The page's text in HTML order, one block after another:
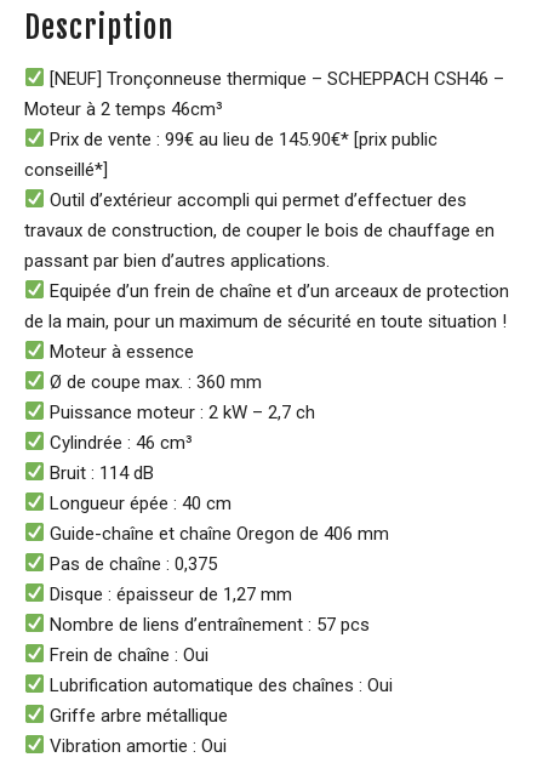
Description
[NEUF] Tronçonneuse thermique – SCHEPPACH CSH46 –
Moteur à 2 temps 46cm³
Prix de vente : 99€ au lieu de 145.90€* [prix public
conseillé*]
Outil d’extérieur accompli qui permet d’effectuer des
travaux de construction, de couper le bois de chauffage en
passant par bien d’autres applications.
Equipée d’un frein de chaîne et d’un arceaux de protection
de la main, pour un maximum de sécurité en toute situation !
Moteur à essence
Ø de coupe max. : 360 mm
Puissance moteur : 2 kW – 2,7 ch
Cylindrée : 46 cm³
Bruit : 114 dB
Longueur épée : 40 cm
Guide-chaîne et chaîne Oregon de 406 mm
Pas de chaîne : 0,375
Disque : épaisseur de 1,27 mm
Nombre de liens d’entraînement : 57 pcs
Frein de chaîne : Oui
Lubrification automatique des chaînes : Oui
Griffe arbre métallique
Vibration amortie : Oui